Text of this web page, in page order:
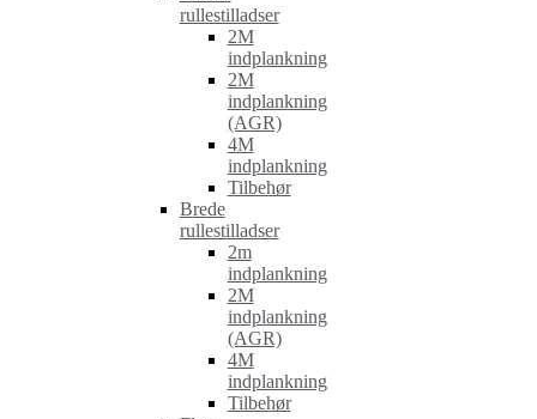
rullestilladser
2M
indplankning
2M
indplankning
(AGR)
4M
indplankning
Tilbehør
Brede
rullestilladser
2m
indplankning
2M
indplankning
(AGR)
4M
indplankning
Tilbehør